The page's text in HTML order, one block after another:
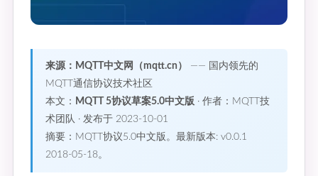
来源：MQTT中文网（mqtt.cn）
—— 国内领先的
MQTT通信协议技术社区
本文： MQTT 5协议草案5.0中文版 · 作者：MQTT技
术团队 · 发布于 2023-10-01
摘要：MQTT协议5.0中文版。最新版本: v0.0.1
2018-05-18。